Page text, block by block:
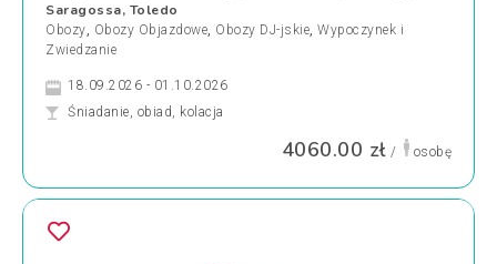
Saragossa, Toledo
Obozy, Obozy Objazdowe, Obozy DJ-jskie, Wypoczynek i
Zwiedzanie
18.09.2026 - 01.10.2026
Śniadanie, obiad, kolacja
4060.00 zł / osobę